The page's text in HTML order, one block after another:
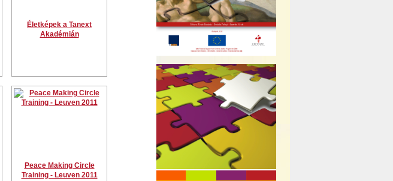
Életképek a Tanext
Akadémián
Peace Making Circle
Training - Leuven 2011